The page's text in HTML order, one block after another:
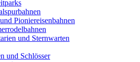
Pioniereisenbahnen
und Sternwarten
und Schlösser